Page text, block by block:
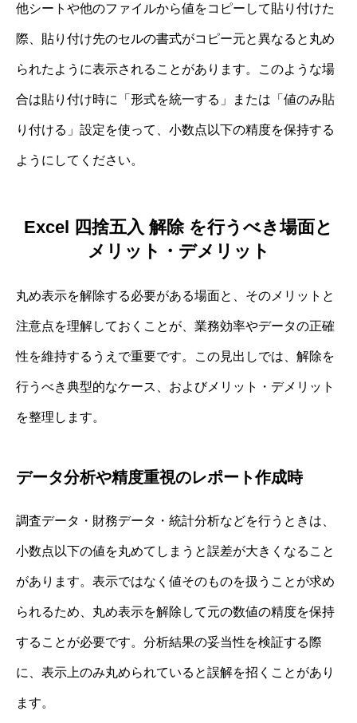
他シートや他のファイルから値をコピーして貼り付けた
際、貼り付け先のセルの書式がコピー元と異なると丸め
られたように表示されることがあります。このような場
合は貼り付け時に「形式を統一する」または「値のみ貼
り付ける」設定を使って、小数点以下の精度を保持する
ようにしてください。
Excel 四捨五入 解除 を行うべき場面と
メリット・デメリット
丸め表示を解除する必要がある場面と、そのメリットと
注意点を理解しておくことが、業務効率やデータの正確
性を維持するうえで重要です。この見出しでは、解除を
行うべき典型的なケース、およびメリット・デメリット
を整理します。
データ分析や精度重視のレポート作成時
調査データ・財務データ・統計分析などを行うときは、
小数点以下の値を丸めてしまうと誤差が大きくなること
があります。表示ではなく値そのものを扱うことが求め
られるため、丸め表示を解除して元の数値の精度を保持
することが必要です。分析結果の妥当性を検証する際
に、表示上のみ丸められていると誤解を招くことがあり
ます。